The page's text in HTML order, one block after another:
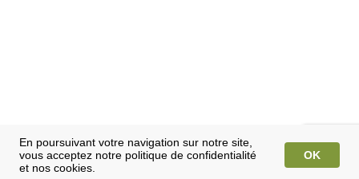
En poursuivant votre navigation sur notre site,
vous acceptez notre politique de confidentialité
et nos cookies.
OK